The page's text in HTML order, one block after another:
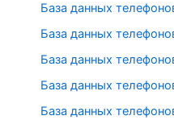
База данных
База данных
База данных
База данных
База данных